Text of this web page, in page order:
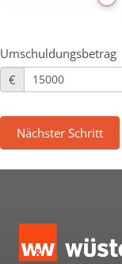
Umschuldungsbetrag
€